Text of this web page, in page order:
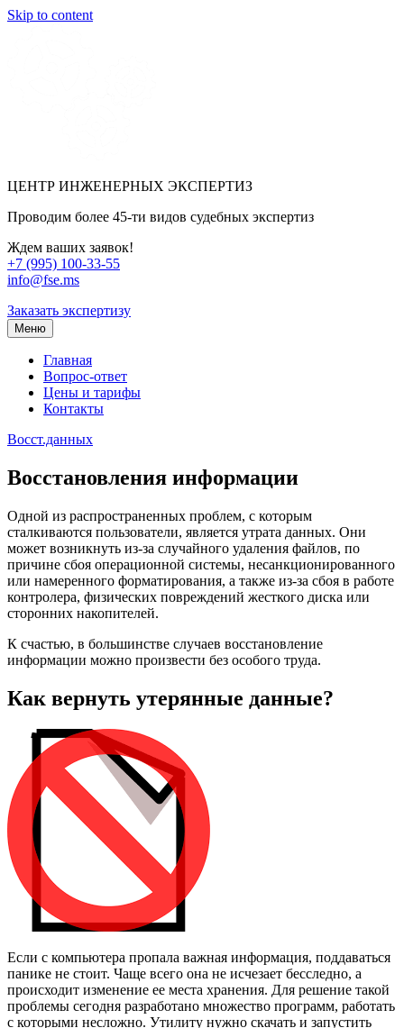
Skip to content
ЦЕНТР ИНЖЕНЕРНЫХ ЭКСПЕРТИЗ
Проводим более 45-ти видов судебных экспертиз
Ждем ваших заявок!
+7 (995) 100-33-55
info@fse.ms
Заказать экспертизу
Меню
Главная
Вопрос-ответ
Цены и тарифы
Контакты
Восст.данных
Восстановления информации
Одной из распространенных проблем, с которым
сталкиваются пользователи, является утрата данных. Они
может возникнуть из-за случайного удаления файлов, по
причине сбоя операционной системы, несанкционированного
или намеренного форматирования, а также из-за сбоя в работе
контролера, физических повреждений жесткого диска или
сторонних накопителей.
К счастью, в большинстве случаев восстановление
информации можно произвести без особого труда.
Как вернуть утерянные данные?
Если с компьютера пропала важная информация, поддаваться
панике не стоит. Чаще всего она не исчезает бесследно, а
происходит изменение ее места хранения. Для решение такой
проблемы сегодня разработано множество программ, работать
с которыми несложно. Утилиту нужно скачать и запустить